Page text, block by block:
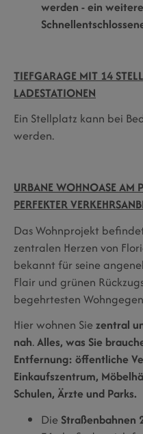
werden - ein
TIEFGARAGE MIT 14
LADESTATIONEN
Ein Stellplatz kann bei
werden.
URBANE WOHNOASE
PERFEKTER
Das Wohnprojekt
zentralen Herzen von
bekannt für seine
Flair und grünen
begehrtesten
Hier wohnen Sie zentral
nah.Alles, was Sie
Entfernung: öffentliche
Einkaufszentrum,
Schulen, Ärzte und Parks.
Die Straßenbahnen